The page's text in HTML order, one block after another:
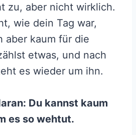
zu, aber nicht wirklich.
wie dein Tag war,
aber kaum für die
etwas, und nach
es wieder um ihn.
Du kannst kaum
es so wehtut.